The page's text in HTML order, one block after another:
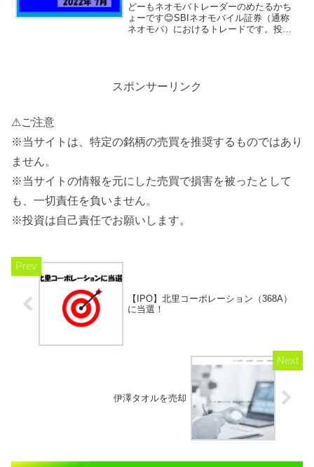
どーもネオモバトレーダーのめたるかち
ょーです😊SBIネオモバイル証券（通称
ネオモバ）におけるトレードです。投資
スポンサーリンク
⚠ご注意
※当サイトは、特定の銘柄の売買を推奨するものではあり
ません。
※当サイトの情報を元にした売買で損害を被ったとして
も、一切責任を負いません。
※投資は自己責任でお願いします。
【IPO】北里コーポレーション（368A）
に当選！
伊澤タオルを売却